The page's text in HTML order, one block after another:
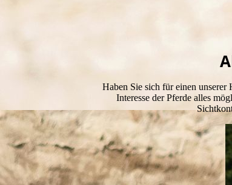
Haben Sie sich für einen unserer
Interesse der Pferde alles